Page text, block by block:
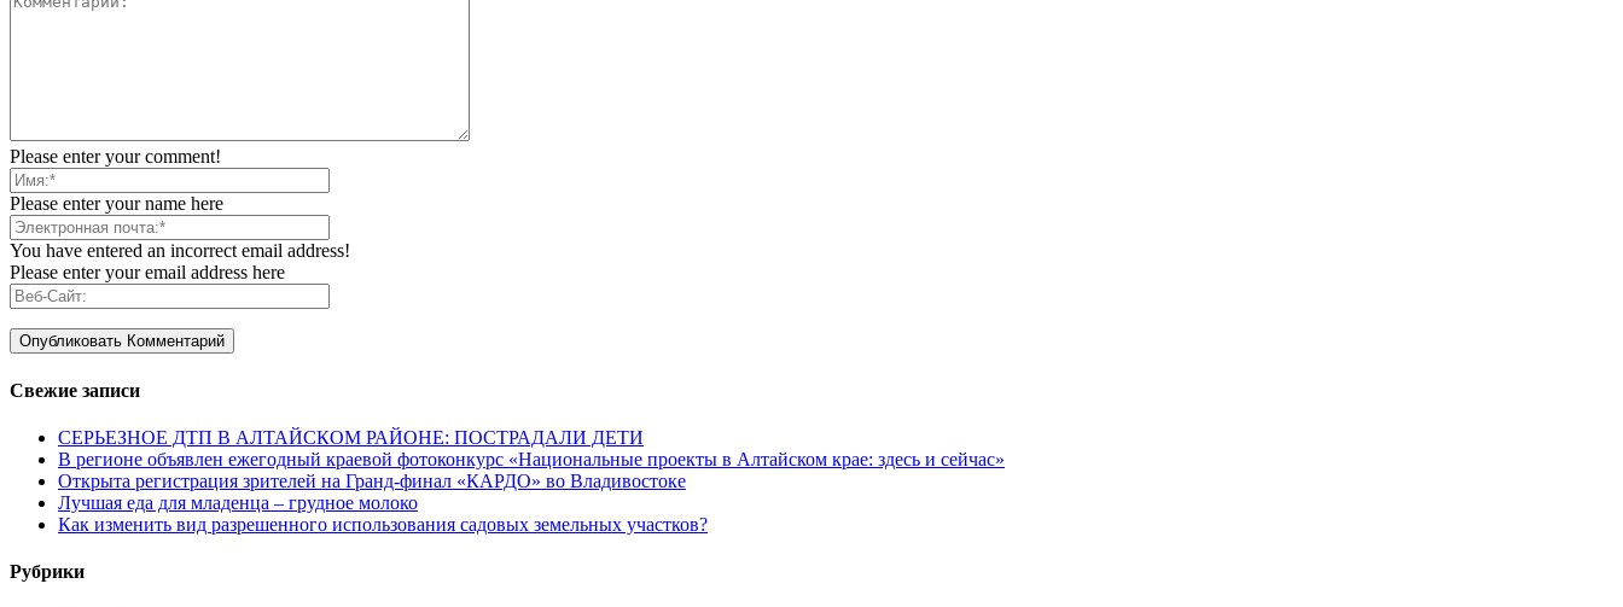
Please enter your comment!
Please enter your name here
You have entered an incorrect email address!
Please enter your email address here
Свежие записи
СЕРЬЕЗНОЕ ДТП В АЛТАЙСКОМ РАЙОНЕ: ПОСТРАДАЛИ ДЕТИ
В регионе объявлен ежегодный краевой фотоконкурс «Национальные проекты в Алтайском крае: здесь и сейчас»
Открыта регистрация зрителей на Гранд-финал «КАРДО» во Владивостоке
Лучшая еда для младенца – грудное молоко
Как изменить вид разрешенного использования садовых земельных участков?
Рубрики